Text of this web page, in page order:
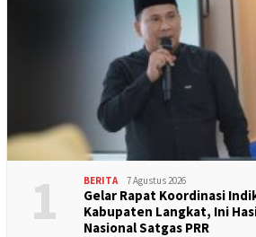
1 BERITA 7 Agustus 2026
Gelar Rapat Koordinasi
Kabupaten Langkat, Ini
Nasional Satgas PRR